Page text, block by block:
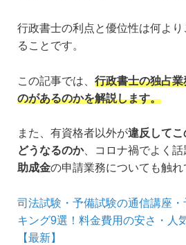
行政書士の利点と優位性は何よ
ることです。
この記事では、 行政書士の独占
のがあるのかを解説します。
また、有資格者以外が違反してこ
どうなるのか、コロナ禍でよく話
助成金の申請業務についても触れ
司法試験・予備試験の通信講座
キング9選！料金費用の安さ・人
【最新】